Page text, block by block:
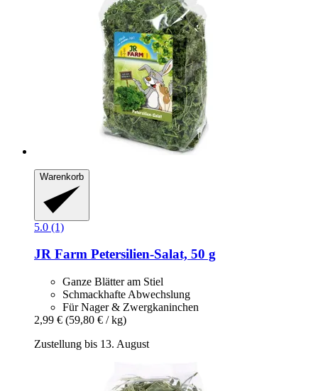
Warenkorb
5.0 (1)
JR Farm Petersilien-​Salat, 50 g
Ganze Blätter am Stiel
Schmackhafte Abwechslung
Für Nager & Zwergkaninchen
2,99 € (59,80 € / kg)
Zustellung bis 13. August